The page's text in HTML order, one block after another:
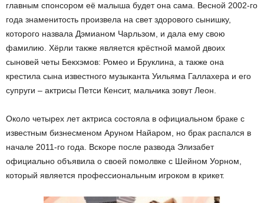
главным спонсором её малыша будет она сама. Весной 2002-го
года знаменитость произвела на свет здорового сынишку,
которого назвала Дэмианом Чарльзом, и дала ему свою
фамилию. Хёрли также является крёстной мамой двоих
сыновей четы Бекхэмов: Ромео и Бруклина, а также она
крестила сына известного музыканта Уильяма Галлахера и его
супруги – актрисы Петси Кенсит, мальчика зовут Леон.
Около четырех лет актриса состояла в официальном браке с
известным бизнесменом Аруном Найаром, но брак распался в
начале 2011-го года. Вскоре после развода Элизабет
официально объявила о своей помолвке с Шейном Уорном,
который является профессиональным игроком в крикет.